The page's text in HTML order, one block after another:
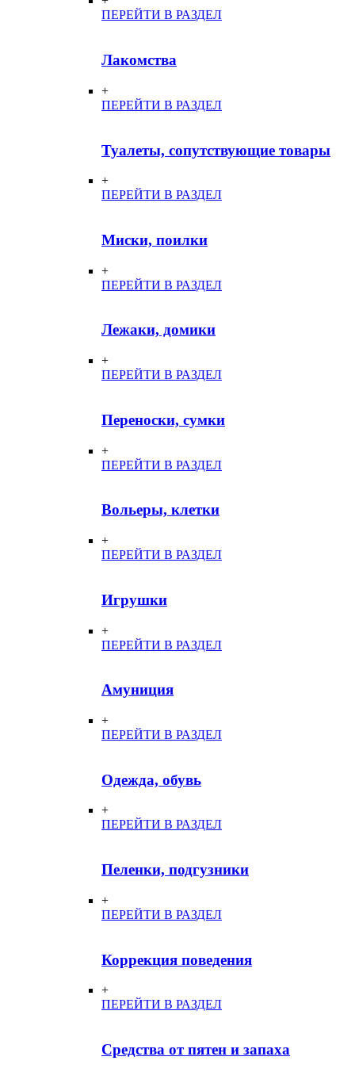
ПЕРЕЙТИ В РАЗДЕЛ
Лакомства
+
ПЕРЕЙТИ В РАЗДЕЛ
Туалеты, сопутствующие товары
+
ПЕРЕЙТИ В РАЗДЕЛ
Миски, поилки
+
ПЕРЕЙТИ В РАЗДЕЛ
Лежаки, домики
+
ПЕРЕЙТИ В РАЗДЕЛ
Переноски, сумки
+
ПЕРЕЙТИ В РАЗДЕЛ
Вольеры, клетки
+
ПЕРЕЙТИ В РАЗДЕЛ
Игрушки
+
ПЕРЕЙТИ В РАЗДЕЛ
Амуниция
+
ПЕРЕЙТИ В РАЗДЕЛ
Одежда, обувь
+
ПЕРЕЙТИ В РАЗДЕЛ
Пеленки, подгузники
+
ПЕРЕЙТИ В РАЗДЕЛ
Коррекция поведения
+
ПЕРЕЙТИ В РАЗДЕЛ
Средства от пятен и запаха